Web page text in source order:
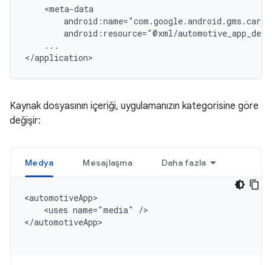
...
Kaynak dosyasının içeriği, uygulamanızın kategorisine göre
değişir:
Medya Mesajlaşma Daha fazla
<uses name="media"
/>